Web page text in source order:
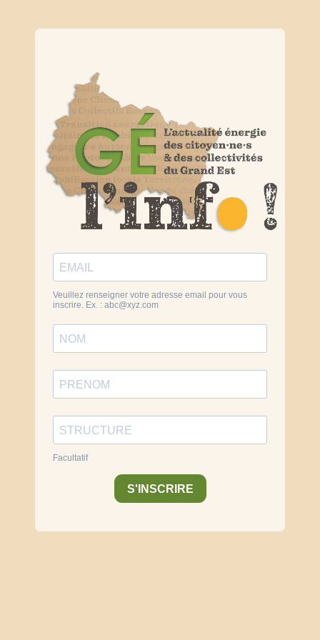
Veuillez renseigner votre adresse email pour vous
inscrire. Ex. : abc@xyz.com
Facultatif
S'INSCRIRE